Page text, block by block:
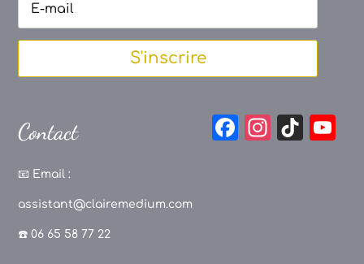
S'inscrire
Contact
📧 Email :
assistant@clairemedium.com
☎️ 06 65 58 77 22
F
In
Ti